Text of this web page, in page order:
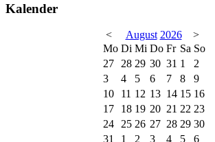
Kalender
< August 2026
>
Mo Di Mi Do Fr Sa So
27
28 29 30 31 1
2
3
4 5 6 7 8
9
10
11 12 13 14 15 16
17
18 19 20 21 22 23
24
25 26 27 28 29 30
31
1 2 3 4 5 6